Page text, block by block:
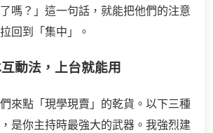
嗎？」這一句話，就能把他們的注意
回到「集中」。
動法，上台就能用
來點「現學現賣」的乾貨。以下三種
是你主持時最強大的武器。我強烈建